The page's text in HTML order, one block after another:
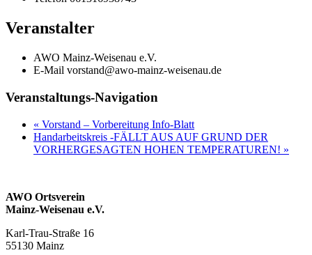
Veranstalter
AWO Mainz-Weisenau e.V.
E-Mail vorstand@awo-mainz-weisenau.de
Veranstaltungs-Navigation
« Vorstand – Vorbereitung Info-Blatt
Handarbeitskreis -FÄLLT AUS AUF GRUND DER
VORHERGESAGTEN HOHEN TEMPERATUREN! »
AWO Ortsverein
Mainz-Weisenau e.V.
Karl-Trau-Straße 16
55130 Mainz